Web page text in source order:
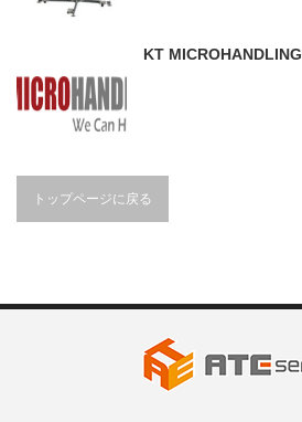
KT MICROHANDLING
トップページに戻る